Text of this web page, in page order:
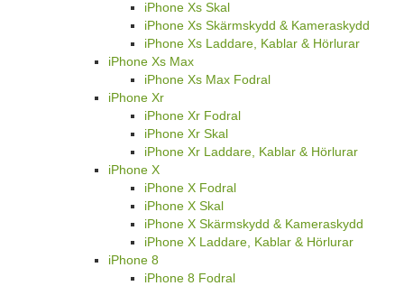
iPhone Xs Skal
iPhone Xs Skärmskydd & Kameraskydd
iPhone Xs Laddare, Kablar & Hörlurar
iPhone Xs Max
iPhone Xs Max Fodral
iPhone Xr
iPhone Xr Fodral
iPhone Xr Skal
iPhone Xr Laddare, Kablar & Hörlurar
iPhone X
iPhone X Fodral
iPhone X Skal
iPhone X Skärmskydd & Kameraskydd
iPhone X Laddare, Kablar & Hörlurar
iPhone 8
iPhone 8 Fodral